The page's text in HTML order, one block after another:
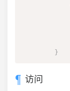
}
访问